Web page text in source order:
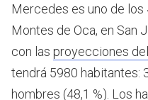
Mercedes es uno de
Montes de Oca, en San
con las proyecciones
tendrá 5980 habitantes:
hombres (48,1 %). Los